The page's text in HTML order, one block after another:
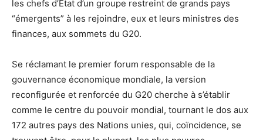
les chefs d’Etat d’un groupe restreint de grands pays
“émergents” à les rejoindre, eux et leurs ministres des
finances, aux sommets du G20.
Se réclamant le premier forum responsable de la
gouvernance économique mondiale, la version
reconfigurée et renforcée du G20 cherche à s’établir
comme le centre du pouvoir mondial, tournant le dos aux
172 autres pays des Nations unies, qui, coïncidence, se